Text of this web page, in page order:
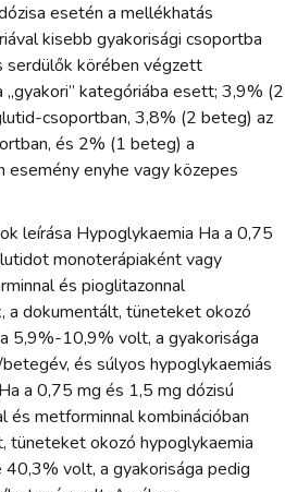
esetén a mellékhatás
kisebb gyakorisági csoportba
körében végzett
„gyakori” kategóriába esett; 3,9% (2
csoportban, 3,8% (2 beteg) az
és 2% (1 beteg) a
esemény enyhe vagy közepes
leírása Hypoglykaemia Ha a 0,75
monoterápiaként vagy
és pioglitazonnal
a dokumentált, tüneteket okozó
5,9%-10,9% volt, a gyakorisága
és súlyos hypoglykaemiás
a 0,75 mg és 1,5 mg dózisú
és metforminnal kombinációban
tüneteket okozó hypoglykaemia
volt, a gyakorisága pedig